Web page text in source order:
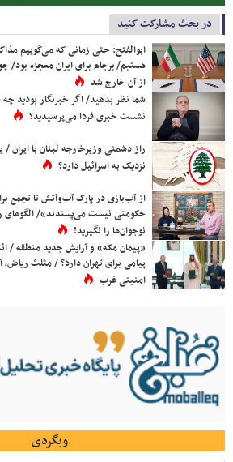
در بحث مشارکت کنید
ابوالفتح: حتی زمانی که می‌گوییم
هستیم/ برجام برای ایران معجزه بود/
از آن خارج شد
شما نظر بدهید/ اگر خبرنگار بودید
نشست خبری فردا می‌پرسیدید؟
راز دشمنی وزیرخارجه لبنان با
نزدیک به اسرائیل دارد؟
از آب‌بازی در پارک آب‌وآتش تا تجمع
حکومتی نیست می‌پسندند»/ الگوهای
نوجوان‌ها را نگیرید!
«پیمان مکه» و آرایش جدید منطقه /
پیامی برای تهران دارد؟ / مثلث ریاض،
امنیتی غرب
وبگردی